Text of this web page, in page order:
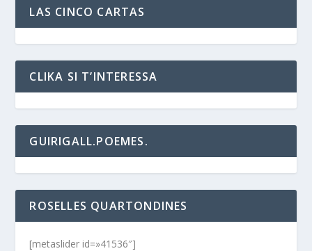
LAS CINCO CARTAS
CLIKA SI T’INTERESSA
GUIRIGALL.POEMES.
ROSELLES QUARTONDINES
[metaslider id=»41536″]